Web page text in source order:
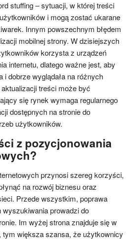
stuffing – sytuacji, w której treści
i mogą zostać ukarane
Innym powszechnym błędem
mobilnej strony. W dzisiejszych
korzysta z urządzeń
internetu, dlatego ważne jest, aby
i dobrze wyglądała na różnych
treści może być
się rynek wymaga regularnego
dostępnych na stronie do
użytkowników.
z pozycjonowania
przynosi szereg korzyści,
na rozwój biznesu oraz
Przede wszystkim, poprawa
prowadzi do
Im wyżej strona znajduje się w
większa szansa, że użytkownicy